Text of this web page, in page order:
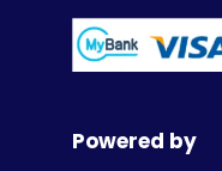
Powered by